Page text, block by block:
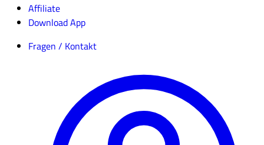
Affiliate
Download App
Fragen / Kontakt